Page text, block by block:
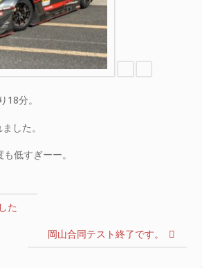
18分。
した。
低すぎーー。
た
岡山合同テスト終了です。